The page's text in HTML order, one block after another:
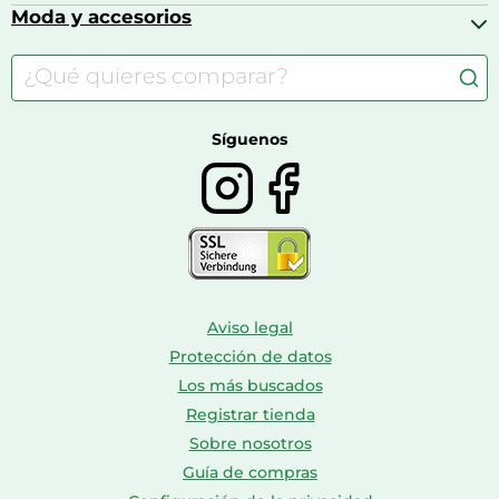
Calzado infantil
Carritos de bebé
Barbies
Consolas
Accesorios para caballos
Comida para perros
Farmacia veterinaria
Moda y accesorios
Accesorios de moda
Bolsos y maletas
Síguenos
Aviso legal
Protección de datos
Los más buscados
Registrar tienda
Sobre nosotros
Guía de compras